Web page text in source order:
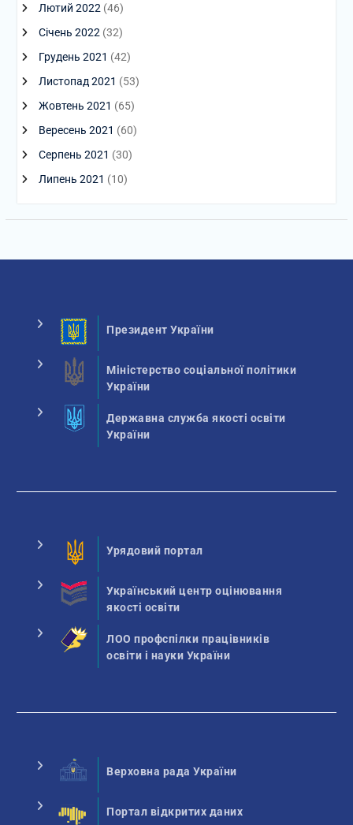
Лютий 2022 (46)
Січень 2022 (32)
Грудень 2021 (42)
Листопад 2021 (53)
Жовтень 2021 (65)
Вересень 2021 (60)
Серпень 2021 (30)
Липень 2021 (10)
Президент України
Міністерство соціальної політики
України
Державна служба якості освіти
України
Урядовий портал
Український центр оцінювання
якості освіти
ЛОО профспілки працівників
освіти і науки України
Верховна рада України
Портал відкритих даних